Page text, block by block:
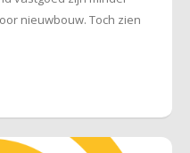
nieuwbouw. Toch zien
waar we onze klanten